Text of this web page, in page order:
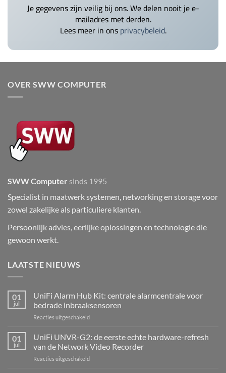
Je gegevens zijn veilig bij ons. We delen nooit je e-
mailadres met derden.
Lees meer in onsprivacybeleid.
OVER SWW COMPUTER
SWW Computer sinds 1995
Specialist in maatwerk systemen, networking en storage voor
zowel zakelijke als particuliere klanten.
Persoonlijk advies, eerlijke oplossingen en technologie die
gewoon werkt.
LAATSTE NIEUWS
01
jul
UniFi Alarm Hub Kit: centrale alarmcentrale voor
bedrade inbraaksensoren
Reacties uitgeschakeldvoor
Alarm
Kit:
centrale
01
jul
UniFi UNVR-G2: de eerste echte hardware-refresh
van de Network Video Recorder
Reacties uitgeschakeldvoor